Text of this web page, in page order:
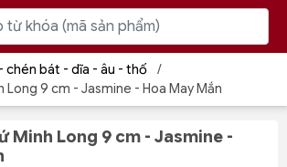
chén bát - dĩa - âu - thố
/
Long 9 cm - Jasmine - Hoa May Mắn
Minh Long 9 cm - Jasmine -